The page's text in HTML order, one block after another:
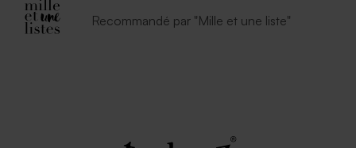
Recommandé par "Mille et une liste"